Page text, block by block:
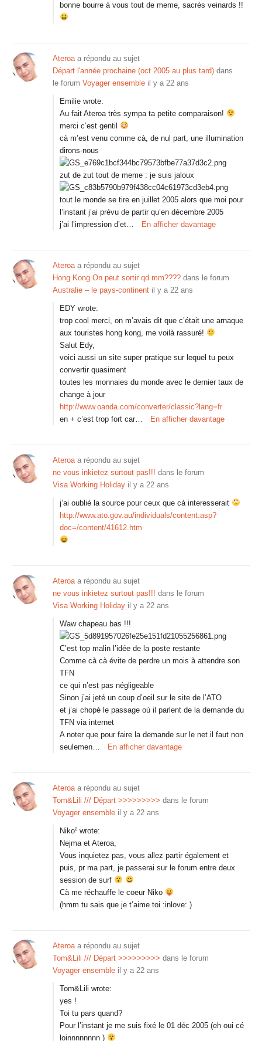
bonne bourre à vous tout de meme, sacrés veinards !!
Ateroaa répondu au sujet
Départ l'année prochaine (oct 2005 au plus tard) dans
le forum Voyager ensemble il y a 22 ans
Emilie wrote:
Au fait Ateroa très sympa ta petite comparaison!
merci c’est gentil
cà m’est venu comme cà, de nul part, une illumination
dirons-nous
zut de zut tout de meme : je suis jaloux
tout le monde se tire en juillet 2005 alors que moi pour
l’instant j’ai prévu de partir qu’en décembre 2005
j’ai l’impression d’et…
En afficher davantage
Ateroaa répondu au sujet
Hong Kong On peut sortir qd mm???? dans le forum
Australie – le pays-continent il y a 22 ans
EDY wrote:
trop cool merci, on m’avais dit que c’était une arnaque
aux touristes hong kong, me voilà rassuré!
Salut Edy,
voici aussi un site super pratique sur lequel tu peux
convertir quasiment
toutes les monnaies du monde avec le dernier taux de
change à jour
http://www.oanda.com/converter/classic?lang=fr
en + c’est trop fort car…
En afficher davantage
Ateroaa répondu au sujet
ne vous inkietez surtout pas!!! dans le forum
Visa Working Holiday il y a 22 ans
j’ai oublié la source pour ceux que cà interesserait
http://www.ato.gov.au/individuals/content.asp?
doc=/content/41612.htm
Ateroaa répondu au sujet
ne vous inkietez surtout pas!!! dans le forum
Visa Working Holiday il y a 22 ans
Waw chapeau bas !!!
C’est top malin l’idée de la poste restante
Comme cà cà évite de perdre un mois à attendre son
TFN
ce qui n’est pas négligeable
Sinon j’ai jeté un coup d’oeil sur le site de l’ATO
et j’ai chopé le passage où il parlent de la demande du
TFN via internet
A noter que pour faire la demande sur le net il faut non
seulemen…
En afficher davantage
Ateroaa répondu au sujet
Tom&Lili /// Départ >>>>>>>>> dans le forum
Voyager ensemble il y a 22 ans
Niko² wrote:
Nejma et Ateroa,
Vous inquietez pas, vous allez partir également et
puis, pr ma part, je passerai sur le forum entre deux
session de surf
Cà me réchauffe le coeur Niko
(hmm tu sais que je t’aime toi :inlove: )
Ateroaa répondu au sujet
Tom&Lili /// Départ >>>>>>>>> dans le forum
Voyager ensemble il y a 22 ans
Tom&Lili wrote:
yes !
Toi tu pars quand?
Pour l’instant je me suis fixé le 01 déc 2005 (eh oui cé
loinnnnnnnn )